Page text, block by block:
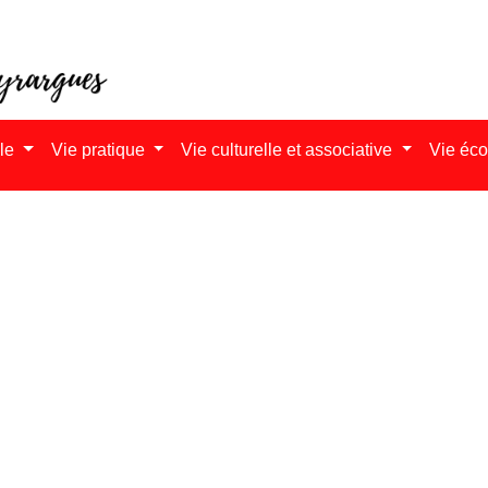
Vie pratique Vie culturelle et associative Vie